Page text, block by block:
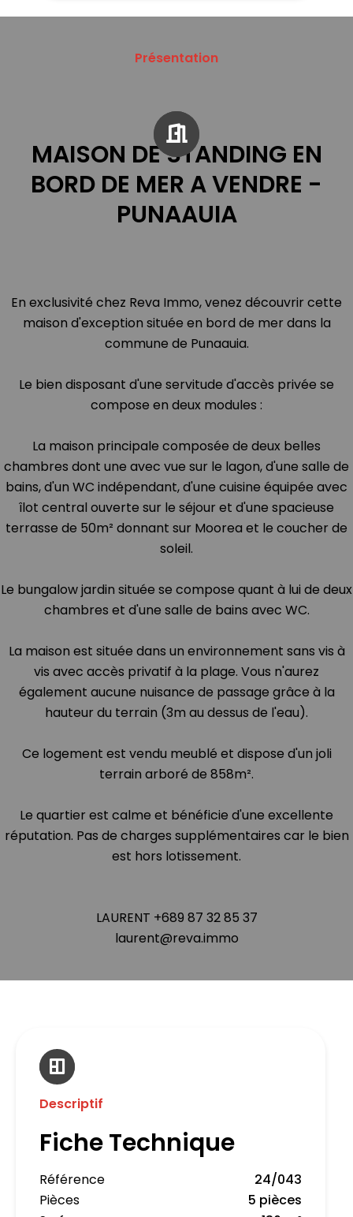
Présentation
MAISON DE STANDING EN
BORD DE MER A VENDRE -
PUNAAUIA
En exclusivité chez Reva Immo, venez découvrir cette
maison d'exception située en bord de mer dans la
commune de Punaauia.
Le bien disposant d'une servitude d'accès privée se
compose en deux modules :
La maison principale composée de deux belles
chambres dont une avec vue sur le lagon, d'une salle de
bains, d'un WC indépendant, d'une cuisine équipée avec
îlot central ouverte sur le séjour et d'une spacieuse
terrasse de 50m² donnant sur Moorea et le coucher de
soleil.
Le bungalow jardin située se compose quant à lui de deux
chambres et d'une salle de bains avec WC.
La maison est située dans un environnement sans vis à
vis avec accès privatif à la plage. Vous n'aurez
également aucune nuisance de passage grâce à la
hauteur du terrain (3m au dessus de l'eau).
Ce logement est vendu meublé et dispose d'un joli
terrain arboré de 858m².
Le quartier est calme et bénéficie d'une excellente
réputation. Pas de charges supplémentaires car le bien
est hors lotissement.
LAURENT +689 87 32 85 37
laurent@reva.immo
Descriptif
Fiche Technique
Référence
24/043
Pièces
5 pièces